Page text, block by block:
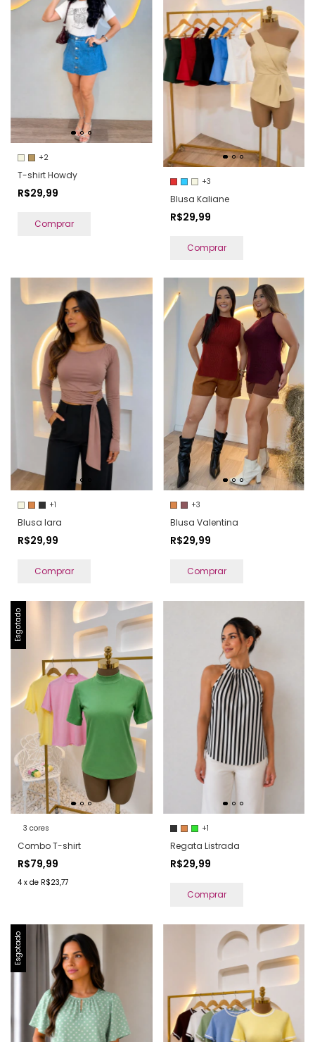
+2
T-shirt Howdy
R$29,99
Comprar
+3
Blusa Kaliane
R$29,99
Comprar
+1
Blusa Iara
R$29,99
Comprar
+3
Blusa Valentina
R$29,99
Comprar
Esgotado
3 cores
Combo T-shirt
R$79,99
4 x de R$23,77
+1
Regata Listrada
R$29,99
Comprar
Esgotado